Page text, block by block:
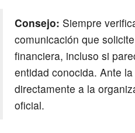
Consejo: Siempre
comunicación que
financiera, incluso si
entidad conocida. Ante
directamente a la
oficial.